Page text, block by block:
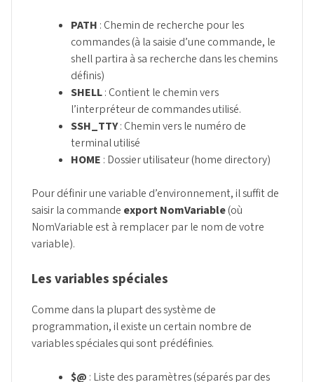
PATH : Chemin de recherche pour les
commandes (à la saisie d’une commande, le
shell partira à sa recherche dans les chemins
définis)
SHELL: Contient le chemin vers
l’interpréteur de commandes utilisé.
SSH_TTY: Chemin vers le numéro de
terminal utilisé
HOME : Dossier utilisateur (home directory)
Pour définir une variable d’environnement, il suffit de
saisir la commande export NomVariable(où
NomVariable est à remplacer par le nom de votre
variable).
Les variables spéciales
Comme dans la plupart des système de
programmation, il existe un certain nombre de
variables spéciales qui sont prédéfinies.
$@ : Liste des paramètres (séparés par des